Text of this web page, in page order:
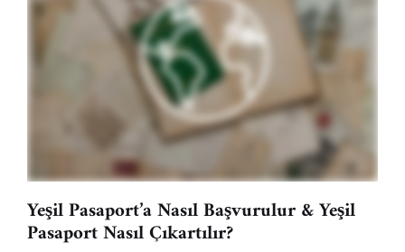
Yeşil Pasaport’a Nasıl Başvurulur & Yeşil
Pasaport Nasıl Çıkartılır?